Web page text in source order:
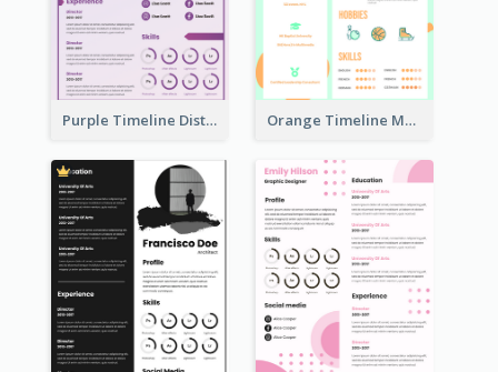
Purple Timeline Distinguished Resume Orange Timeline Modern Resume